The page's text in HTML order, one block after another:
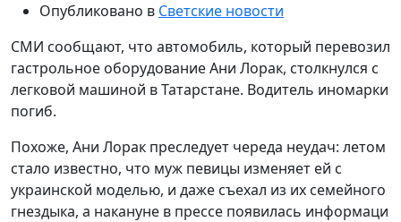
Опубликовано в Светские новости
СМИ сообщают, что автомобиль, который перевозил
гастрольное оборудование Ани Лорак, столкнулся с
легковой машиной в Татарстане. Водитель иномарки
погиб.
Похоже, Ани Лорак преследует череда неудач: летом
стало известно, что муж певицы изменяет ей с
украинской моделью, и даже съехал из их семейного
гнездыка, а накануне в прессе появилась информаци